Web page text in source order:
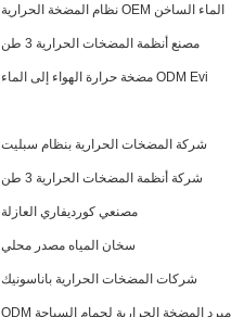
نظام المضخة الحرارية OEM الماء الساخن
مصنع أنظمة المضخات الحرارية 3 طن
مضخة حرارة الهواء إلى الماء ODM Evi
شركة المضخات الحرارية بنظام سبليت
شركة أنظمة المضخات الحرارية 3 طن
مصنعي كورديفاري العازلة
سخان المياه مصدر محلي
شركات المضخات الحرارية باناسونيك
ODM مبرد المضخة الحرارية لحمام السباحة